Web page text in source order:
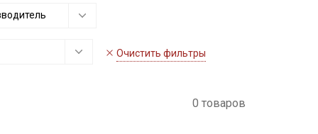
Очистить фильтры
0 товаров